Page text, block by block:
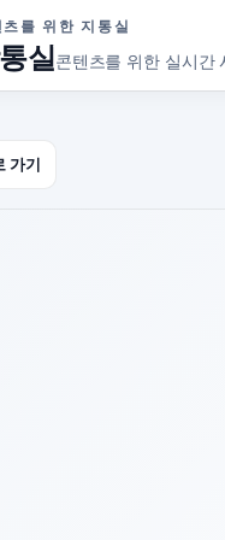
츠를 위한 지통실
실콘텐츠를 위한 실시간
가기